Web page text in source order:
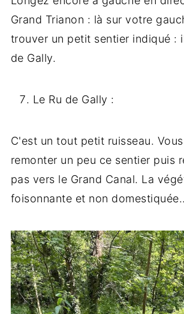
Grand Trianon : là sur votre
trouver un petit sentier indiqué :
de Gally.
Le Ru de Gally :
C'est un tout petit ruisseau.
remonter un peu ce sentier puis
pas vers le Grand Canal. La
foisonnante et non